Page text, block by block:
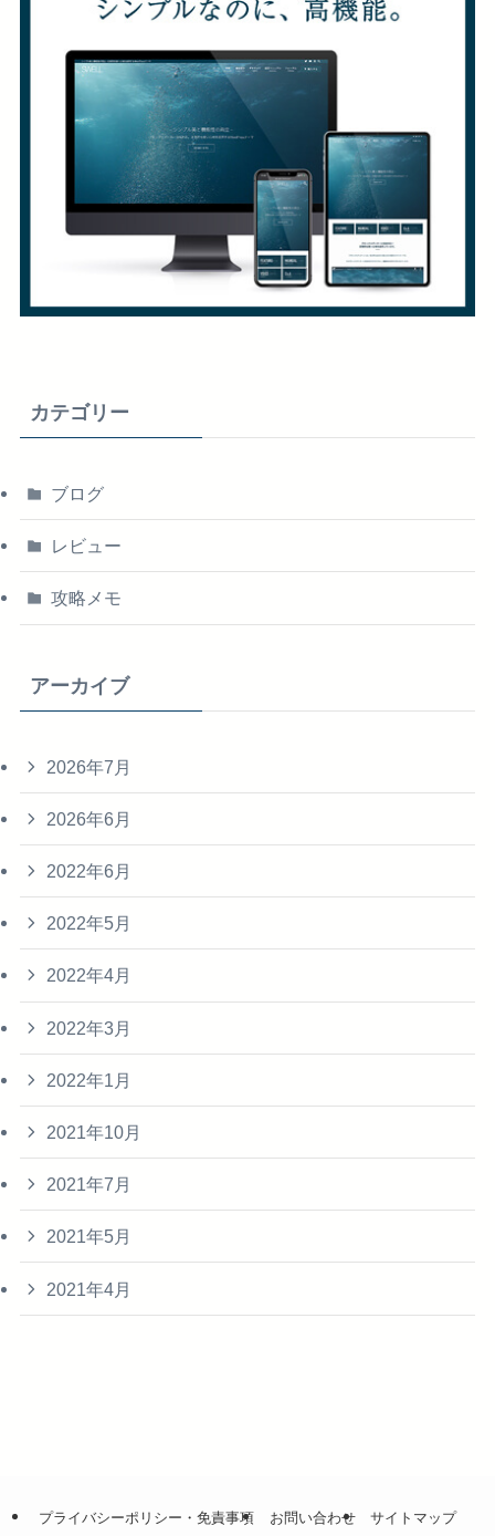
カテゴリー
ブログ
レビュー
攻略メモ
アーカイブ
2026年7月
2026年6月
2022年6月
2022年5月
2022年4月
2022年3月
2022年1月
2021年10月
2021年7月
2021年5月
2021年4月
プライバシーポリシー・免責事項 お問い合わせ サイトマップ